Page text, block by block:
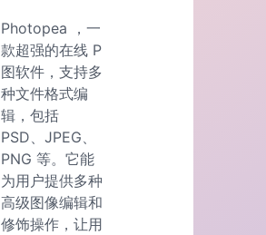
Photopea ，一
款超强的在线 P
图软件，支持多
种文件格式编
辑，包括
PSD、JPEG、
PNG 等。它能
为用户提供多种
高级图像编辑和
修饰操作，让用